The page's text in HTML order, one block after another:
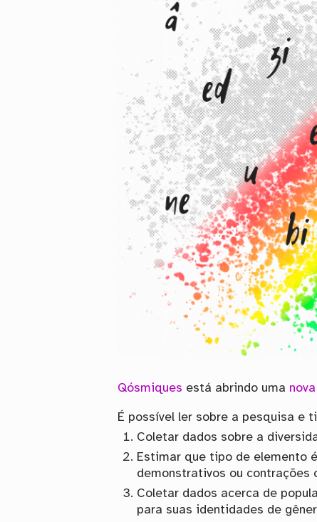
Qósmiques está abrindo uma
É possível ler sobre a pesquisa e
Coletar dados sobre a
Estimar que tipo de elemento
demonstrativos ou contrações
Coletar dados acerca de
para suas identidades de